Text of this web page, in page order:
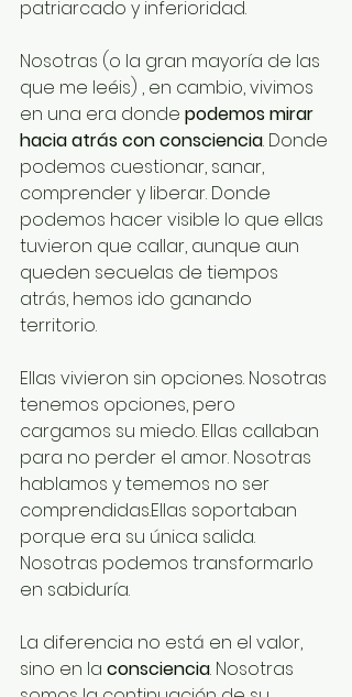
patriarcado y inferioridad.
Nosotras (o la gran mayoría de las
que me leéis) , en cambio, vivimos
en una era donde podemos mirar
hacia atrás con consciencia. Donde
podemos cuestionar, sanar,
comprender y liberar. Donde
podemos hacer visible lo que ellas
tuvieron que callar, aunque aun
queden secuelas de tiempos
atrás, hemos ido ganando
territorio.
Ellas vivieron sin opciones. Nosotras
tenemos opciones, pero
cargamos su miedo. Ellas callaban
para no perder el amor. Nosotras
hablamos y tememos no ser
comprendidas.Ellas soportaban
porque era su única salida.
Nosotras podemos transformarlo
en sabiduría.
La diferencia no está en el valor,
sino en la consciencia. Nosotras